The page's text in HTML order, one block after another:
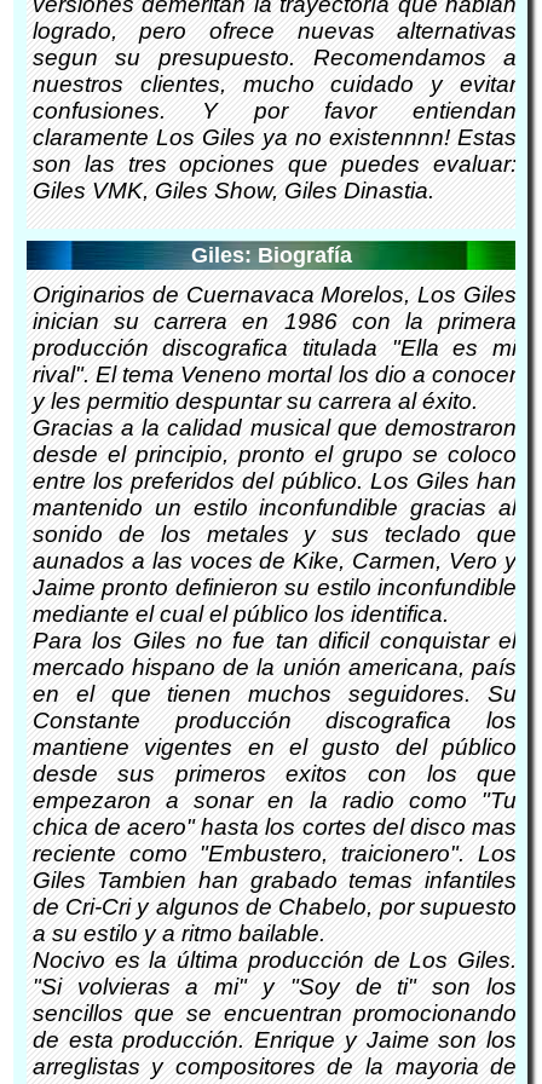
logrado, pero ofrece nuevas alternativas
segun su presupuesto. Recomendamos a
nuestros clientes, mucho cuidado y evitar
confusiones. Y por favor entiendan
claramente Los Giles ya no existennnn! Estas
son las tres opciones que puedes evaluar:
Giles VMK, Giles Show, Giles Dinastia.
Giles: Biografía
Originarios de Cuernavaca Morelos, Los Giles
inician su carrera en 1986 con la primera
producción discografica titulada "Ella es mi
rival". El tema Veneno mortal los dio a conocer
y les permitio despuntar su carrera al éxito.
Gracias a la calidad musical que demostraron
desde el principio, pronto el grupo se coloco
entre los preferidos del público. Los Giles han
mantenido un estilo inconfundible gracias al
sonido de los metales y sus teclado que
aunados a las voces de Kike, Carmen, Vero y
Jaime pronto definieron su estilo inconfundible
mediante el cual el público los identifica.
Para los Giles no fue tan dificil conquistar el
mercado hispano de la unión americana, país
en el que tienen muchos seguidores. Su
Constante producción discografica los
mantiene vigentes en el gusto del público
desde sus primeros exitos con los que
empezaron a sonar en la radio como "Tu
chica de acero" hasta los cortes del disco mas
reciente como "Embustero, traicionero". Los
Giles Tambien han grabado temas infantiles
de Cri-Cri y algunos de Chabelo, por supuesto
a su estilo y a ritmo bailable.
Nocivo es la última producción de Los Giles.
"Si volvieras a mi" y "Soy de ti" son los
sencillos que se encuentran promocionando
de esta producción. Enrique y Jaime son los
arreglistas y compositores de la mayoria de